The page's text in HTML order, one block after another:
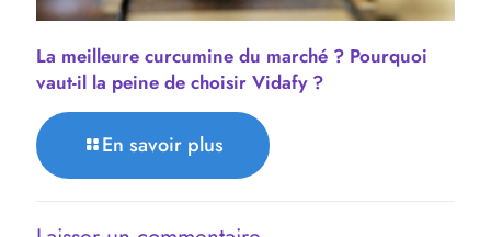
La meilleure curcumine du marché ? Pourquoi
vaut-il la peine de choisir Vidafy ?
En savoir plus